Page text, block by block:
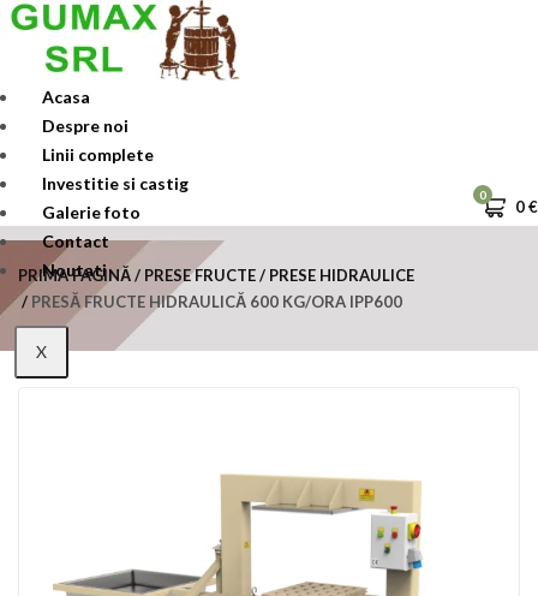
Skip
content
Acasa
Despre noi
Linii complete
Investitie si castig
Galerie foto
Contact
Noutati
X
0
0€
PRIMA PAGINĂ PRESE FRUCTE
PRESE HIDRAULICE
PRESĂ FRUCTE HIDRAULICĂ 600 KG/ORA IPP600